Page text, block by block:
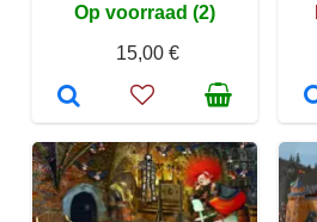
Op voorraad (2)
15,00 €